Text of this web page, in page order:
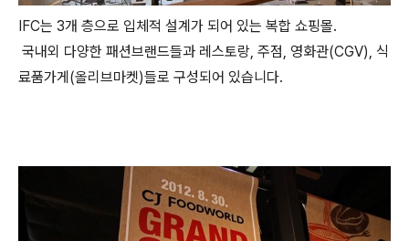
IFC는 3개 층으로 입체적 설계가 되어 있는 복합 쇼핑몰.
국내외 다양한 패션브랜드들과 레스토랑, 주점, 영화관(CGV), 식
료품가게(올리브마켓)들로 구성되어 있습니다.